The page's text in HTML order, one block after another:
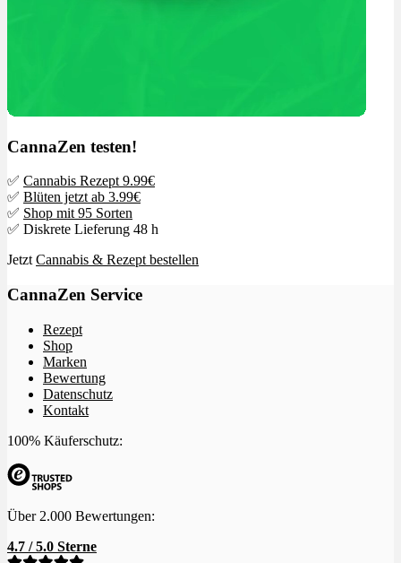
CannaZen testen!
✅ Cannabis Rezept 9.99€
✅ Blüten jetzt ab 3.99€
✅ Shop mit 95 Sorten
✅ Diskrete Lieferung 48 h
Jetzt Cannabis & Rezept bestellen
CannaZen Service
Rezept
Shop
Marken
Bewertung
Datenschutz
Kontakt
100% Käuferschutz:
Über 2.000 Bewertungen:
4.7 / 5.0 Sterne